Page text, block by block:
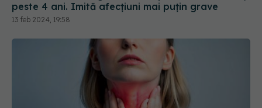
13 feb 2024, 19:58